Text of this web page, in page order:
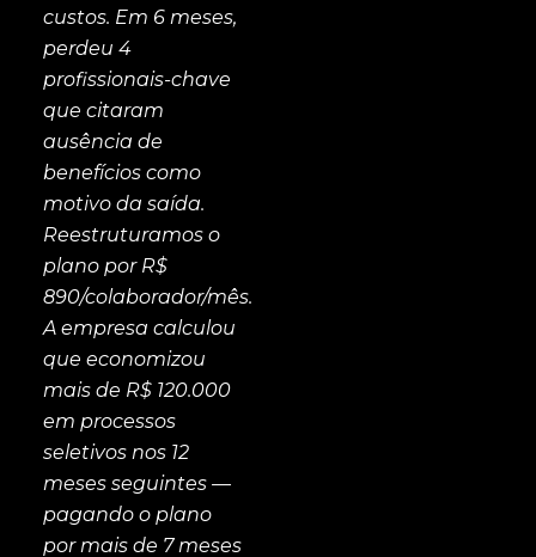
custos. Em 6 meses,
perdeu 4
profissionais-chave
que citaram
ausência de
benefícios como
motivo da saída.
Reestruturamos o
plano por R$
890/colaborador/mês.
A empresa calculou
que economizou
mais de R$ 120.000
em processos
seletivos nos 12
meses seguintes —
pagando o plano
por mais de 7 meses